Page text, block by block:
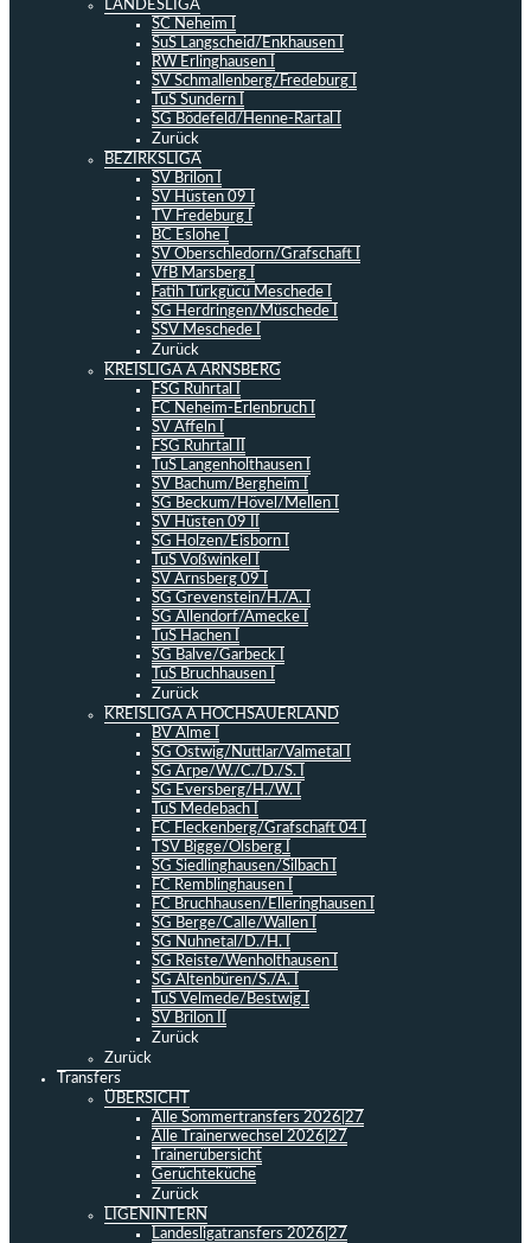
LANDESLIGA
SC Neheim I
SuS Langscheid/Enkhausen I
RW Erlinghausen I
SV Schmallenberg/Fredeburg I
TuS Sundern I
SG Bödefeld/Henne-Rartal I
Zurück
BEZIRKSLIGA
SV Brilon I
SV Hüsten 09 I
TV Fredeburg I
BC Eslohe I
SV Oberschledorn/Grafschaft I
VfB Marsberg I
Fatih Türkgücü Meschede I
SG Herdringen/Müschede I
SSV Meschede I
Zurück
KREISLIGA A ARNSBERG
FSG Ruhrtal I
FC Neheim-Erlenbruch I
SV Affeln I
FSG Ruhrtal II
TuS Langenholthausen I
SV Bachum/Bergheim I
SG Beckum/Hövel/Mellen I
SV Hüsten 09 II
SG Holzen/Eisborn I
TuS Voßwinkel I
SV Arnsberg 09 I
SG Grevenstein/H./A. I
SG Allendorf/Amecke I
TuS Hachen I
SG Balve/Garbeck I
TuS Bruchhausen I
Zurück
KREISLIGA A HOCHSAUERLAND
BV Alme I
SG Ostwig/Nuttlar/Valmetal I
SG Arpe/W./C./D./S. I
SG Eversberg/H./W. I
TuS Medebach I
FC Fleckenberg/Grafschaft 04 I
TSV Bigge/Olsberg I
SG Siedlinghausen/Silbach I
FC Remblinghausen I
FC Bruchhausen/Elleringhausen I
SG Berge/Calle/Wallen I
SG Nuhnetal/D./H. I
SG Reiste/Wenholthausen I
SG Altenbüren/S./A. I
TuS Velmede/Bestwig I
SV Brilon II
Zurück
Zurück
Transfers
ÜBERSICHT
Alle Sommertransfers 2026|27
Alle Trainerwechsel 2026|27
Trainerübersicht
Gerüchteküche
Zurück
LIGENINTERN
Landesligatransfers 2026|27